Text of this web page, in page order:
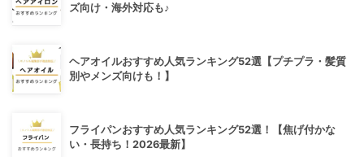
ズ向け・海外対応も♪
ヘアオイルおすすめ人気ランキング52選【プチプラ・髪質
別やメンズ向けも！】
フライパンおすすめ人気ランキング52選！【焦げ付かな
い・長持ち！2026最新】